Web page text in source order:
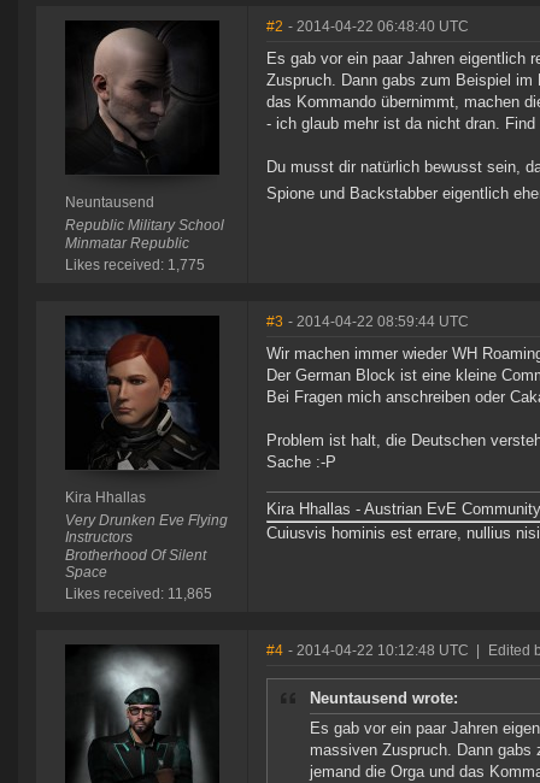
Neuntausend
Republic Military School
Minmatar Republic
Likes received: 1,775
#2 - 2014-04-22 06:48:40 UTC
Es gab vor ein paar Jahren eigentlich
Zuspruch. Dann gabs zum Beispiel
das Kommando übernimmt, machen
- ich glaub mehr ist da nicht dran.
Du musst dir natürlich bewusst sein,
Spione und Backstabber eigentlich
Kira Hhallas
Very Drunken Eve Flying
Instructors
Brotherhood Of Silent
Space
Likes received: 11,865
#3 - 2014-04-22 08:59:44 UTC
Wir machen immer wieder WH
Der German Block ist eine kleine
Bei Fragen mich anschreiben oder
Problem ist halt, die Deutschen
Sache :-P
Kira Hhallas - Austrian EvE
Cuiusvis hominis est errare, nullius
#4 - 2014-04-22 10:12:48 UTC Edited
Neuntausend wrote:
Es gab vor ein paar Jahren
massiven Zuspruch. Dann
jemand die Orga und das